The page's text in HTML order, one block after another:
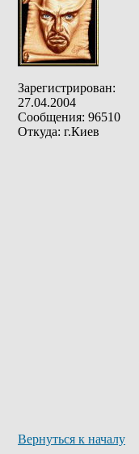
Зарегистрирован:
27.04.2004
Сообщения: 96510
Откуда: г.Киев
Вернуться к началу